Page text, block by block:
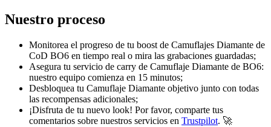
Nuestro proceso
Monitorea el progreso de tu boost de Camuflajes Diamante de
CoD BO6 en tiempo real o mira las grabaciones guardadas;
Asegura tu servicio de carry de Camuflaje Diamante de BO6:
nuestro equipo comienza en 15 minutos;
Desbloquea tu Camuflaje Diamante objetivo junto con todas
las recompensas adicionales;
¡Disfruta de tu nuevo look! Por favor, comparte tus
comentarios sobre nuestros servicios en Trustpilot. 🚀